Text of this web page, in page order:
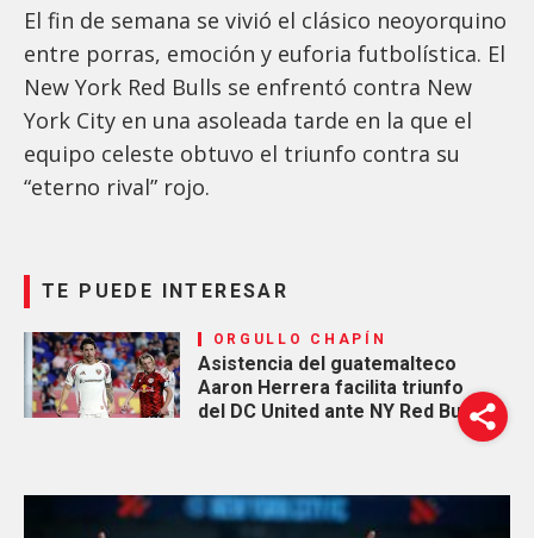
El fin de semana se vivió el clásico neoyorquino
entre porras, emoción y euforia futbolística. El
New York Red Bulls se enfrentó contra New
York City en una asoleada tarde en la que el
equipo celeste obtuvo el triunfo contra su
“eterno rival” rojo.
TE PUEDE INTERESAR
ORGULLO CHAPÍN
Asistencia del guatemalteco
Aaron Herrera facilita triunfo
del DC United ante NY Red Bulls